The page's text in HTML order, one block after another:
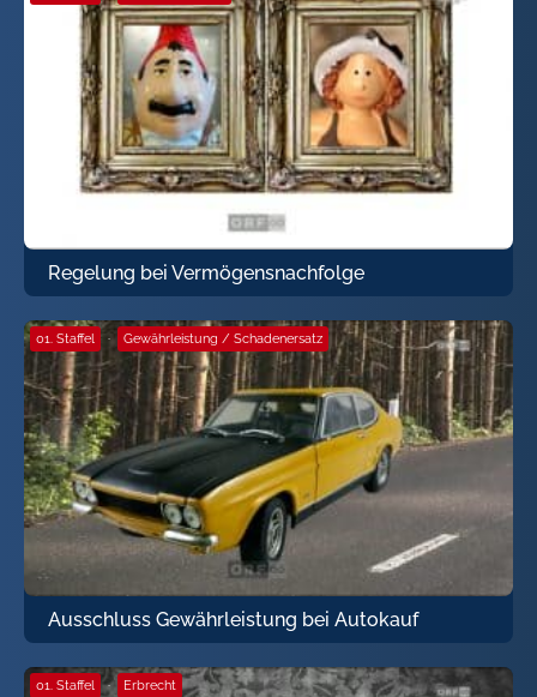
Regelung bei Vermögensnachfolge
01. Staffel · Gewährleistung / Schadenersatz
Ausschluss Gewährleistung bei Autokauf
01. Staffel · Erbrecht